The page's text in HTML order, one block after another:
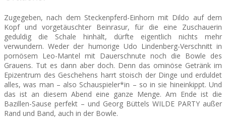
SEATS
Zugegeben, nach dem Steckenpferd-Einhorn mit Dildo auf dem
Kopf und vorgetäuschter Beinrasur, für die eine Zuschauerin
geduldig die Schale hinhält, dürfte eigentlich nichts mehr
verwundern. Weder der humorige Udo Lindenberg-Verschnitt in
pornösem Leo-Mantel mit Dauerschnute noch die Bowle des
Grauens. Tut es dann aber doch. Denn das ominöse Getränk im
Epizentrum des Geschehens harrt stoisch der Dinge und erduldet
alles, was man – also Schauspieler*in – so in sie hineinkippt. Und
das ist an diesem Abend eine ganze Menge. Am Ende ist die
Bazillen-Sause perfekt – und Georg Büttels WILDE PARTY außer
Rand und Band, auch in der Bowle.